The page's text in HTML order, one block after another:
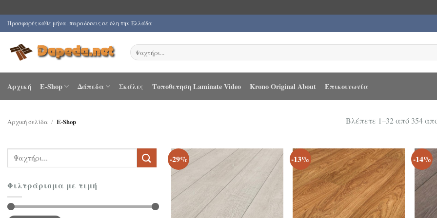
Μετάβαση
στο
περιεχόμενο
Προσφορές κάθε μήνα. παραδόσεις σε όλη την Ελλάδα
Αναζήτηση
για:
Αρχική E-Shop Δάπεδα Σκάλες Τοποθετηση Laminate Video Krono Original About Επικοινωνία
Αρχική σελίδα / E-Shop Βλέπετε 1–32 από 354
Αναζήτηση
για:
Φιλτράρισμα με τιμή
-29% -13% -14%